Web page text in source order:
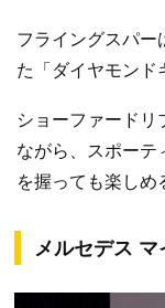
フライングスパー
た「ダイヤモンド
ショーファードリ
ながら、スポーテ
を握っても楽しめ
メルセデス マ